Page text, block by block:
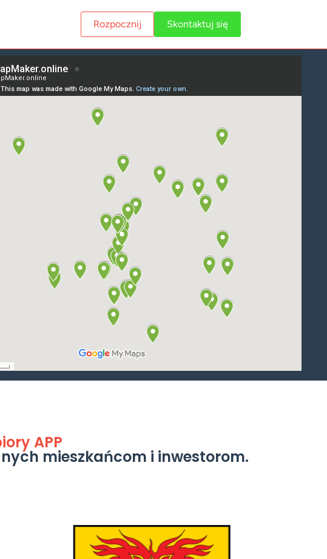
Rozpocznij Skontaktuj się
APP
mieszkańcom i inwestorom.